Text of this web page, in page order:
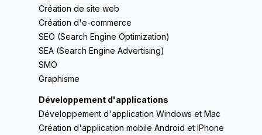
Création de site web
Création d'e-commerce
SEO (Search Engine Optimization)
SEA (Search Engine Advertising)
SMO
Graphisme
Développement d'applications
Développement d'application Windows et Mac
Création d'application mobile Android et IPhone